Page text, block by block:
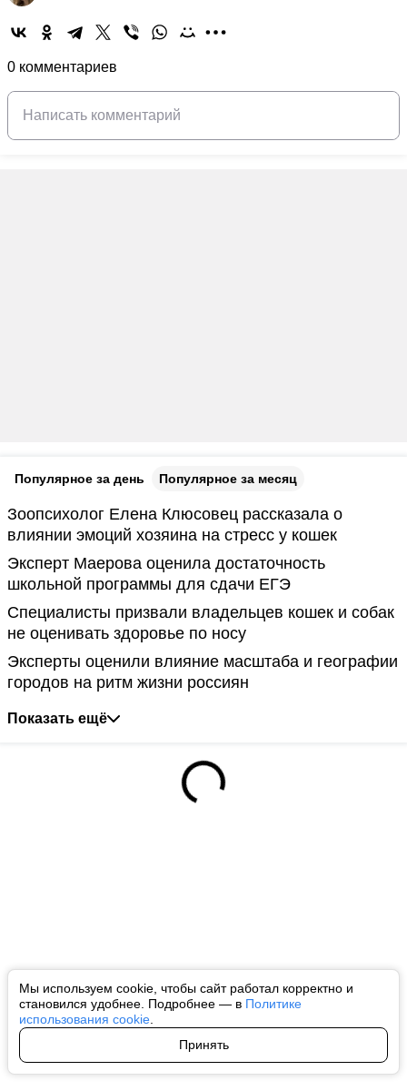
Мы используем cookie, чтобы сайт работал корректно и
становился удобнее. Подробнее — в Политике
использования cookie
Принять
0 комментариев
Популярное за день Популярное за месяц
Зоопсихолог Елена Клюсовец рассказала о
влиянии эмоций хозяина на стресс у кошек
Эксперт Маерова оценила достаточность
школьной программы для сдачи ЕГЭ
Специалисты призвали владельцев кошек и собак
не оценивать здоровье по носу
Эксперты оценили влияние масштаба и географии
городов на ритм жизни россиян
Показать ещё